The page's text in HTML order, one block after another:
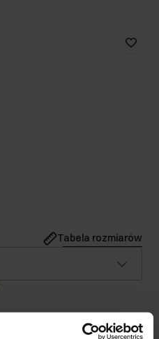
Tabela rozmiarów